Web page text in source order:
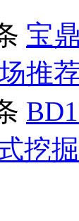
宝
推
挖